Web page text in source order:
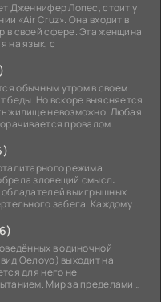
Дженнифер Лопес, стоит у
«Air Cruz». Она входит в
в своей сфере. Эта женщина
на язык, с
обычным утром в своем
беды. Но вскоре выясняется
жилище невозможно. Любая
провалом.
режима.
зловещий смысл:
выигрышных
забега. Каждому
в одиночной
Оелоуо) выходит на
для него не
Мир за пределами